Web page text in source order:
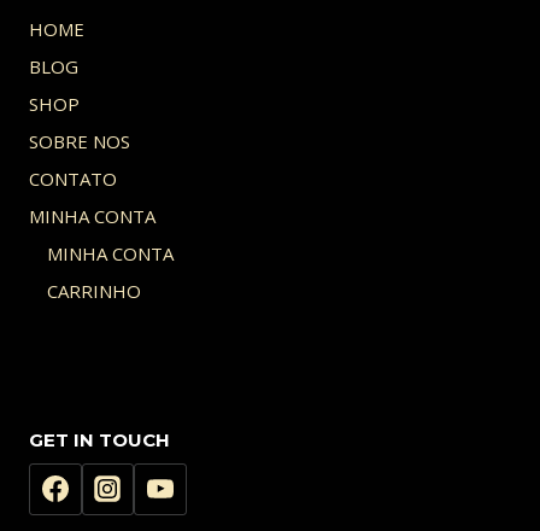
HOME
BLOG
SHOP
SOBRE NOS
CONTATO
MINHA CONTA
MINHA CONTA
CARRINHO
GET IN TOUCH